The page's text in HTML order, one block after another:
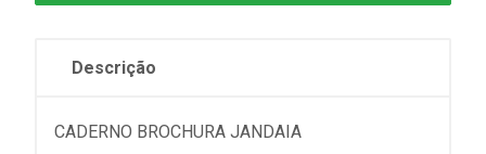
Descrição
CADERNO BROCHURA JANDAIA